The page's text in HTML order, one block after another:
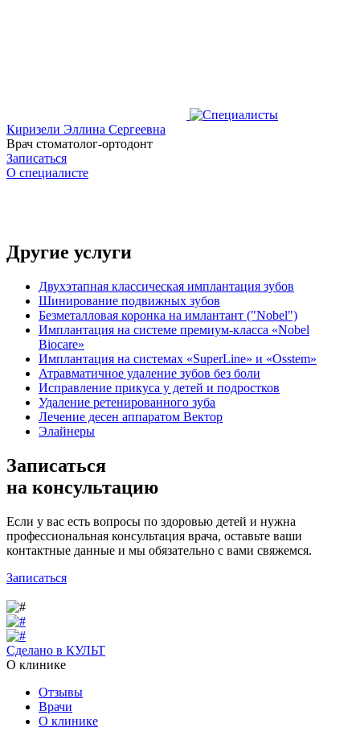
Киризели Эллина Сергеевна
Врач стоматолог-ортодонт
Записаться
О специалисте
Другие услуги
Двухэтапная классическая имплантация зубов
Шинирование подвижных зубов
Безметалловая коронка на имлантант ("Nobel")
Имплантация на системе премиум-класса «Nobel
Biocare»
Имплантация на системах «SuperLine» и «Osstem»
Атравматичное удаление зубов без боли
Исправление прикуса у детей и подростков
Удаление ретенированного зуба
Лечение десен аппаратом Вектор
Элайнеры
Записаться
на консультацию
Если у вас есть вопросы по здоровью детей и нужна
профессиональная консультация врача, оставьте ваши
контактные данные и мы обязательно с вами свяжемся.
Записаться
Сделано в КУЛЬТ
О клинике
Отзывы
Врачи
О клинике